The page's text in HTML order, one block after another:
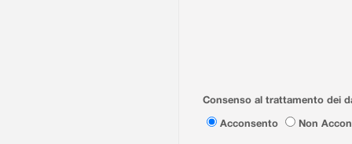
Consenso al trattamento dei
Acconsento
Non